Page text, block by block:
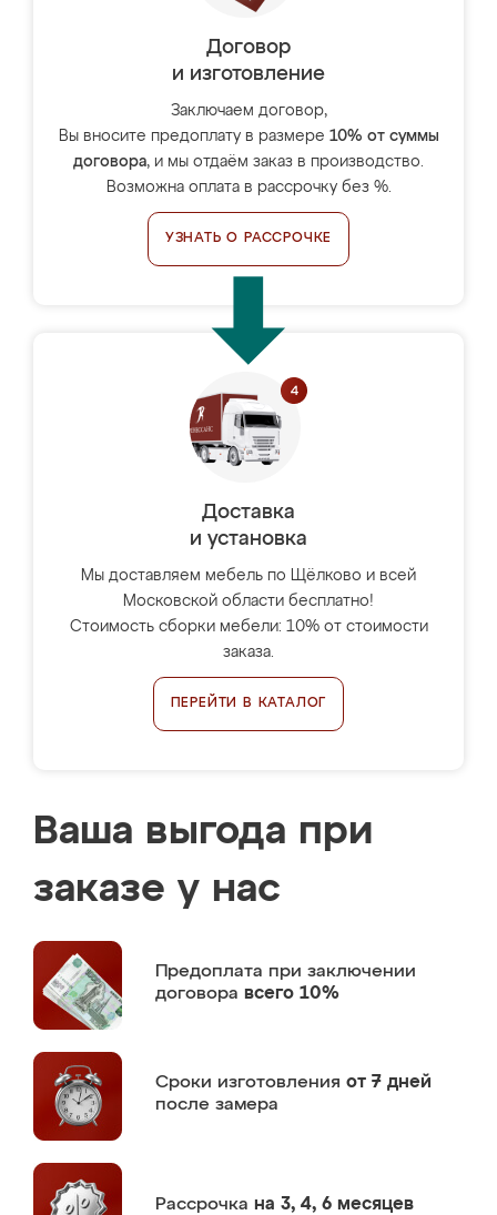
Договор
и изготовление
Заключаем договор,
Вы вносите предоплату в размере 10% от суммы
договора, и мы отдаём заказ в производство.
Возможна оплата в рассрочку без %.
УЗНАТЬ О РАССРОЧКЕ
Доставка
и установка
Мы доставляем мебель по Щёлково и всей
Московской области бесплатно!
Стоимость сборки мебели: 10% от стоимости
заказа.
ПЕРЕЙТИ В КАТАЛОГ
Ваша выгода при
заказе у нас
Предоплата при заключении
договора всего 10%
Сроки изготовления от 7 дней
после замера
Рассрочка на 3, 4, 6 месяцев